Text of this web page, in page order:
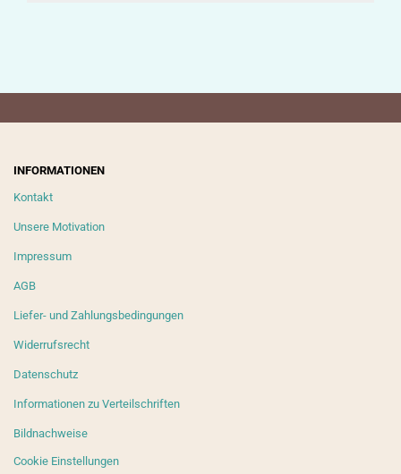
INFORMATIONEN
Kontakt
Unsere Motivation
Impressum
AGB
Liefer- und Zahlungsbedingungen
Widerrufsrecht
Datenschutz
Informationen zu Verteilschriften
Bildnachweise
Cookie Einstellungen